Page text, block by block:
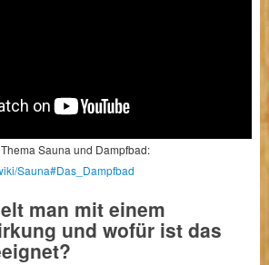
Sauna und Dampfbad:
Sauna#Das_Dampfbad
man mit einem
und wofür ist das